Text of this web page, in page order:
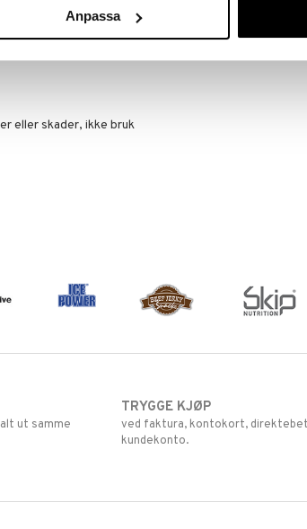
Anpassa
eller skader, ikke bruk
ut samme
TRYGGE KJØP
ved faktura, kontokort,
kundekonto.